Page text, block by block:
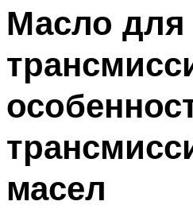
МЕНЮ
Масло для
масел